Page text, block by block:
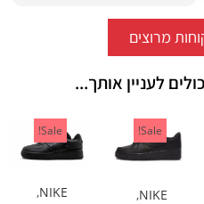
מרוצים
לעניין אותך...
Sale!
NIKE
,
Sale!
NIKE
,